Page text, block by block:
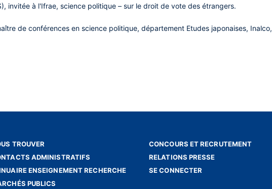
invitée à l'Ifrae, science politique – sur le droit de vote des étrangers.
de conférences en science politique, département Etudes japonaises, Inalco,
TROUVER
ADMINISTRATIFS
ENSEIGNEMENT RECHERCHE
PUBLICS
CONCOURS ET RECRUTEMENT
RELATIONS PRESSE
SE CONNECTER